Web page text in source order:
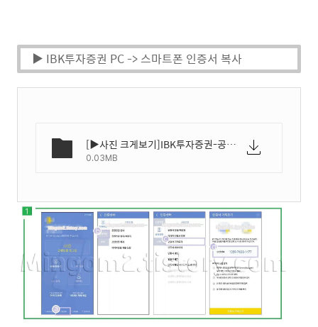
▶ IBK투자증권 PC -> 스마트폰 인증서 복사
[▶사진 크게보기]IBK투자증권-공인인증서-내보내기-가져오기-방법-01.webp
0.03MB